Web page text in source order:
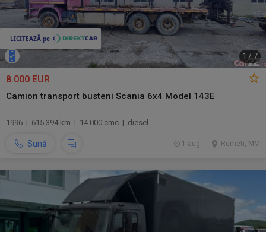
1 /7
8.000 EUR
Camion transport busteni Scania 6x4 Model 143E
1996 | 615.394 km | 14.000 cmc | diesel
Sună Remeti, MM
1 aug.